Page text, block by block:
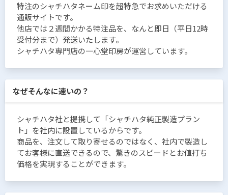
特注のシャチハタネーム印を超特急でお求めいただける
通販サイトです。
他店では２週間かかる特注品を、なんと即日（平日12時
受付分まで）発送いたします。
シャチハタ専門店の一心堂印房が運営しています。
なぜそんなに速いの？
シャチハタ社と提携して「シャチハタ純正製造プラン
ト」を社内に設置しているからです。
商品を、注文して取り寄せるのではなく、社内で製造し
てお客様に直送できるので、驚きのスピードとお値打ち
価格を実現することができます。